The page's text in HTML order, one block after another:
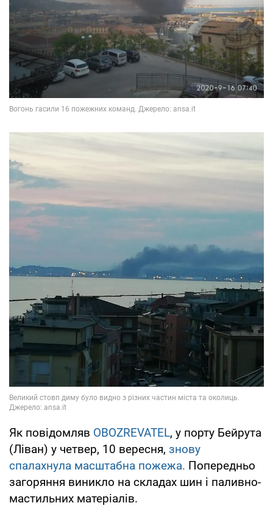
Як повідомляв OBOZREVATEL, у порту Бейрута
(Ліван) у четвер, 10 вересня, знову
спалахнула масштабна пожежа. Попередньо
загоряння виникло на складах шин і паливно-
мастильних матеріалів.